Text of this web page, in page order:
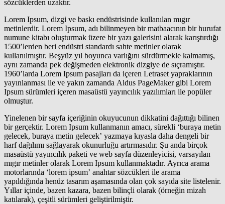
sözcüklerden uzaktır.
Lorem Ipsum, dizgi ve baskı endüstrisinde kullanılan mıgır
metinlerdir. Lorem Ipsum, adı bilinmeyen bir matbaacının bir hurufat
numune kitabı oluşturmak üzere bir yazı galerisini alarak karıştırdığı
1500’lerden beri endüstri standardı sahte metinler olarak
kullanılmıştır. Beşyüz yıl boyunca varlığını sürdürmekle kalmamış,
aynı zamanda pek değişmeden elektronik dizgiye de sıçramıştır.
1960’larda Lorem Ipsum pasajları da içeren Letraset yapraklarının
yayınlanması ile ve yakın zamanda Aldus PageMaker gibi Lorem
Ipsum sürümleri içeren masaüstü yayıncılık yazılımları ile popüler
olmuştur.
Yinelenen bir sayfa içeriğinin okuyucunun dikkatini dağıttığı bilinen
bir gerçektir. Lorem Ipsum kullanmanın amacı, sürekli ‘buraya metin
gelecek, buraya metin gelecek’ yazmaya kıyasla daha dengeli bir
harf dağılımı sağlayarak okunurluğu artırmasıdır. Şu anda birçok
masaüstü yayıncılık paketi ve web sayfa düzenleyicisi, varsayılan
mıgır metinler olarak Lorem Ipsum kullanmaktadır. Ayrıca arama
motorlarında ‘lorem ipsum’ anahtar sözcükleri ile arama
yapıldığında henüz tasarım aşamasında olan çok sayıda site listelenir.
Yıllar içinde, bazen kazara, bazen bilinçli olarak (örneğin mizah
katılarak), çeşitli sürümleri geliştirilmiştir.